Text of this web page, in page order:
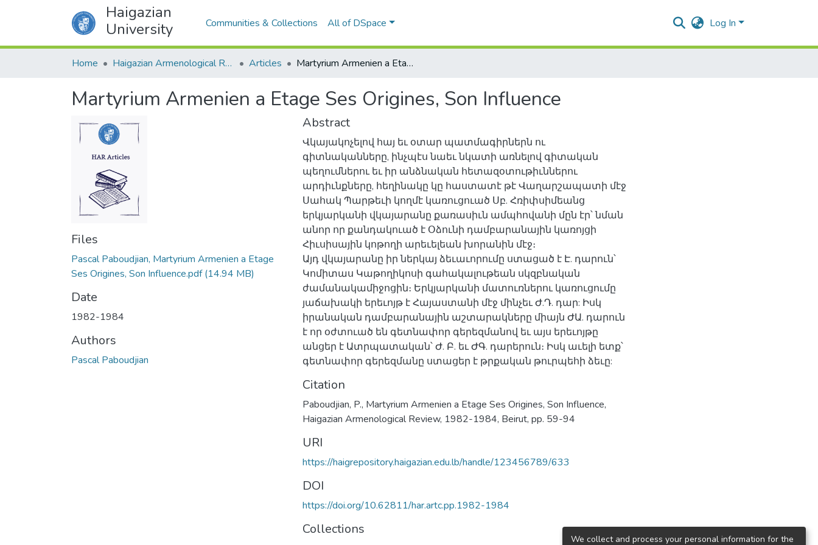
Haigazian
University
Communities & Collections All of DSpace Log In
Home Haigazian Armenological Review Articles Martyrium Armenien a Etage Ses Origines, Son Influence
Martyrium Armenien a Etage Ses Origines, Son Influence
Files
Pascal Paboudjian, Martyrium Armenien a Etage
Ses Origines, Son Influence.pdf(14.94 MB)
Date
1982-1984
Authors
Pascal Paboudjian
Abstract
Վկայակոչելով հայ եւ օտար պատմագիրներն ու
գիտնականները, ինչպէս նաեւ նկատի առնելով գիտական
պեղումներու եւ իր անձնական հետազօտութիւններու
արդիւնքները, հեղինակը կը հաստատէ թէ Վաղարշապատի մէջ
Սահակ Պարթեւի կողմէ կառուցուած Սբ. Հռիփսիմեանց
երկյարկանի վկայարանը քառասիւն ամպհովանի մըն էր՝ նման
անոր որ քանդակուած է Օձունի դամբարանային կառոյցի
Հիւսիսային կոթողի արեւելեան խորանին մէջ։
Այդ վկայարանը իր ներկայ ձեւաւորումը ստացած է Է. դարուն՝
Կոմիտաս Կաթողիկոսի գահակալութեան սկզբնական
ժամանակամիջոցին։ Երկյարկանի մատուռներու կառուցումը
յաճախակի երեւոյթ է Հայաստանի մէջ մինչեւ Ժ.Դ. դար: Իսկ
իրանական դամբարանային աշտարակները միայն ԺԱ. դարուն
է որ օժտուած են գետնափոր գերեզմանով եւ այս երեւոյթը
անցեր է Ատրպատական՝ Ժ. Բ. եւ ԺԳ. դարերուն։ Իսկ աւելի ետք՝
գետնափոր գերեզմանը ստացեր է թրքական թուրպեհի ձեւը:
Citation
Paboudjian, P., Martyrium Armenien a Etage Ses Origines, Son Influence,
Haigazian Armenological Review, 1982-1984, Beirut, pp. 59-94
URI
https://haigrepository.haigazian.edu.lb/handle/123456789/633
DOI
https://doi.org/10.62811/har.artc.pp.1982-1984
Collections
We collect and process your personal information for the